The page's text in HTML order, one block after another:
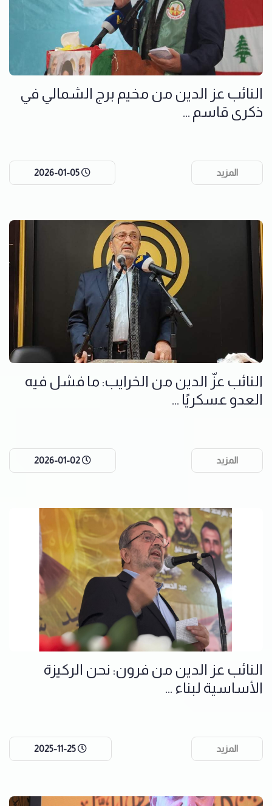
النائب عز الدين من مخيم برج الشمالي في
ذكرى قاسم ...
المزيد
النائب عزّ الدين من الخرايب: ما فشل فيه
العدو عسكريًا ...
المزيد
النائب عز الدين من فرون: نحن الركيزة
الأساسية لبناء ...
المزيد